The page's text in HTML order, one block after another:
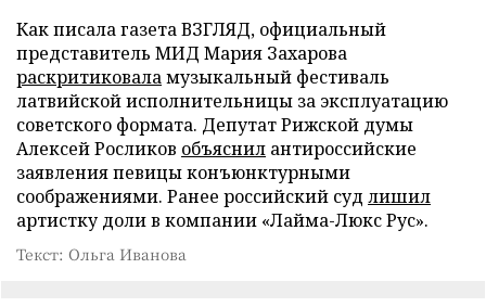
Как писала газета ВЗГЛЯД, официальный
представитель МИД Мария Захарова
раскритиковаламузыкальный фестиваль
латвийской исполнительницы за эксплуатацию
советского формата. Депутат Рижской думы
Алексей Росликов объяснил антироссийские
заявления певицы конъюнктурными
соображениями. Ранее российский суд лишил
артистку доли в компании «Лайма-Люкс Рус».
Текст: Ольга Иванова